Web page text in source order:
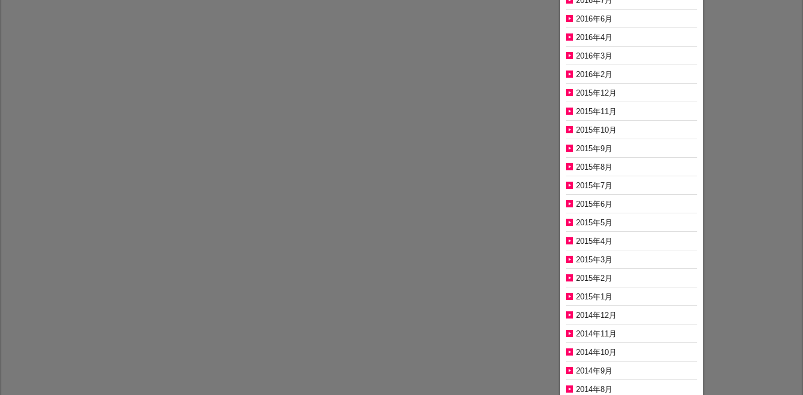
2016年6月
2016年4月
2016年3月
2016年2月
2015年12月
2015年11月
2015年10月
2015年9月
2015年8月
2015年7月
2015年6月
2015年5月
2015年4月
2015年3月
2015年2月
2015年1月
2014年12月
2014年11月
2014年10月
2014年9月
2014年8月